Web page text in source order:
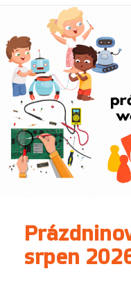
srpen